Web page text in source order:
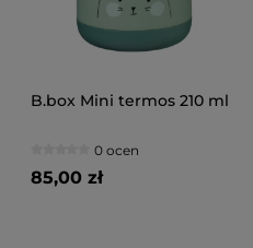
B.box Mini termos 210 ml
0 ocen
85,00 zł